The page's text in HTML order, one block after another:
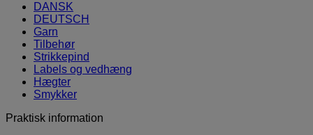
DANSK
DEUTSCH
Garn
Tilbehør
Strikkepind
Labels og vedhæng
Hægter
Smykker
Praktisk information